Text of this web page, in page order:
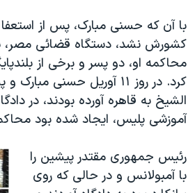
با آن که حسنی مبارک، پس از
کشورش نشد، دستگاه قضائی مصر،
محاکمه او، دو پسر و برخی از
کرد. در روز ۱۱ آوریل حسنی
الشیخ به قاهره آورده بودند، در
آموزشی پلیس، ایجاد شده بود
رئیس جمهوری مقتدر پیشین را
با آمبولانس و در حالی که روی